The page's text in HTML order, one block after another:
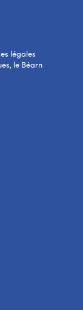
légales
le Béarn